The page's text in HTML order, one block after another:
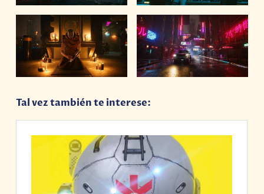
Tal vez también te interese: